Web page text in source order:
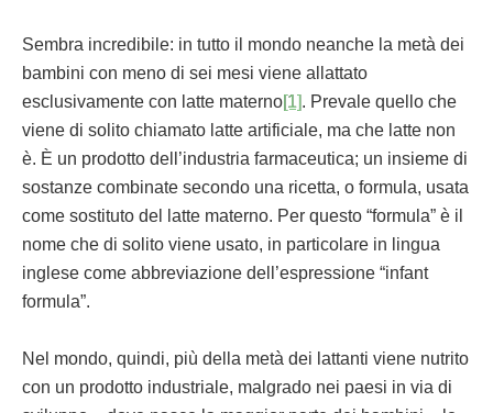
Sembra incredibile: in tutto il mondo neanche la metà dei
bambini con meno di sei mesi viene allattato
esclusivamente con latte materno[1]. Prevale quello che
viene di solito chiamato latte artificiale, ma che latte non
è. È un prodotto dell’industria farmaceutica; un insieme di
sostanze combinate secondo una ricetta, o formula, usata
come sostituto del latte materno. Per questo “formula” è il
nome che di solito viene usato, in particolare in lingua
inglese come abbreviazione dell’espressione “infant
formula”.
Nel mondo, quindi, più della metà dei lattanti viene nutrito
con un prodotto industriale, malgrado nei paesi in via di